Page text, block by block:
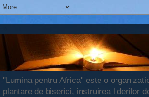
"Lumina pentru Africa" este o
plantare de biserici, instruirea liderilor